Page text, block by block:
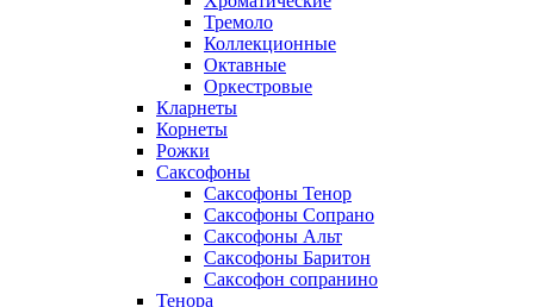
Тремоло
Коллекционные
Октавные
Оркестровые
Кларнеты
Корнеты
Рожки
Саксофоны
Саксофоны Тенор
Саксофоны Сопрано
Саксофоны Альт
Саксофоны Баритон
Саксофон сопранино
Тенора